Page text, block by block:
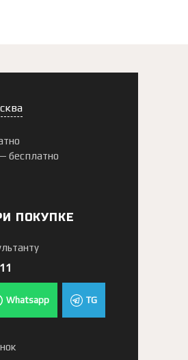
бесплатно
ПОКУПКЕ
Whatsapp TG